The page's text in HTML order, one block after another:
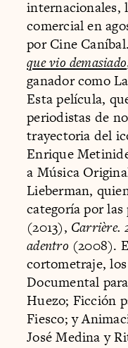
internacionales,
comercial en
por Cine
que vio demasiado
ganador como
Esta película,
periodistas de
trayectoria del
Enrique
a Música
Lieberman,
categoría por las
(2013), Carrière.
adentro (2008).
cortometraje,
Documental
Huezo; Ficción
Fiesco; y
José Medina y